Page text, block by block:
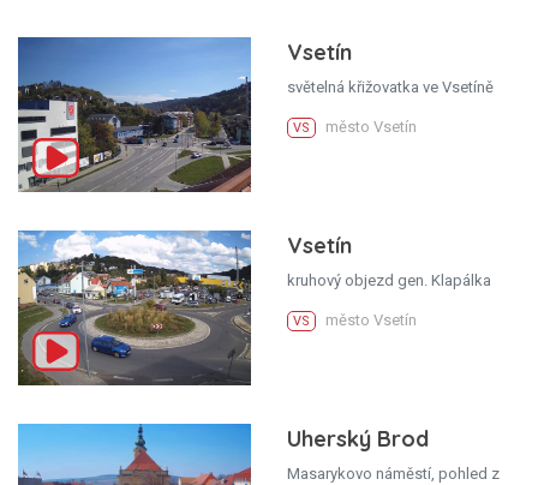
Vsetín
světelná křižovatka ve Vsetíně
VS město Vsetín
Vsetín
kruhový objezd gen. Klapálka
VS město Vsetín
Uherský Brod
Masarykovo náměstí, pohled z